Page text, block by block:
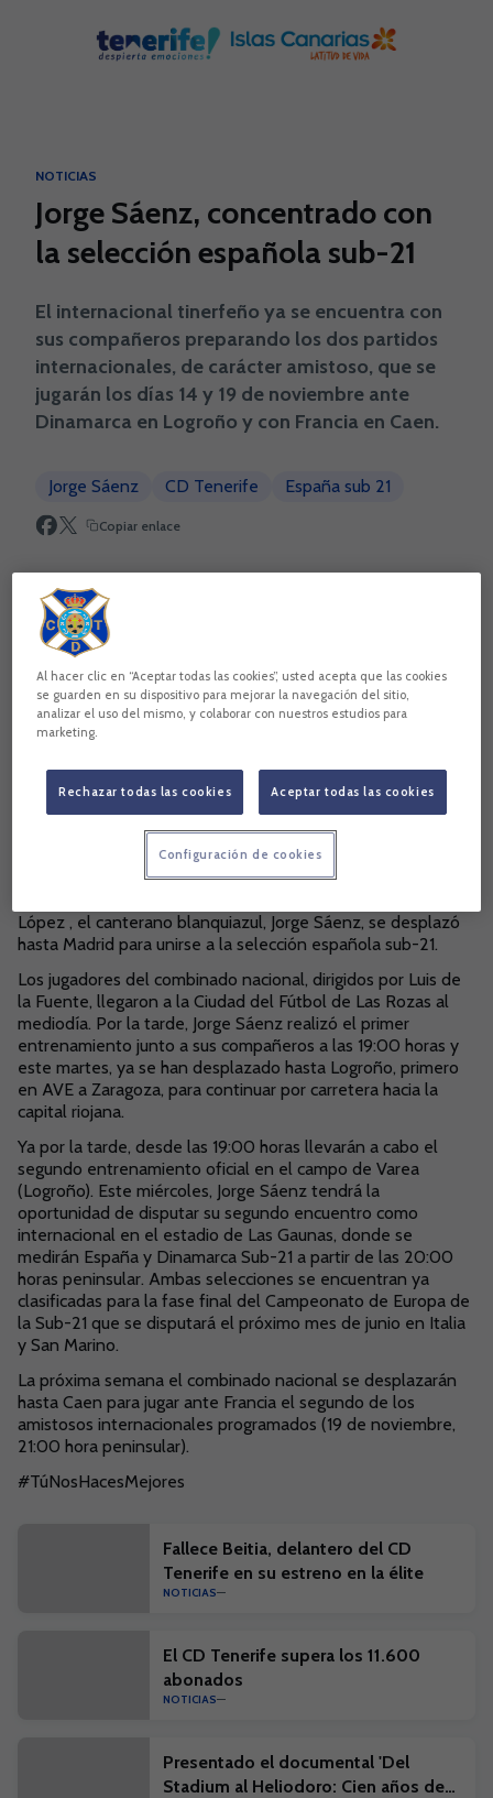
NOTICIAS
Jorge Sáenz, concentrado con
la selección española sub-21
El internacional tinerfeño ya se encuentra con
sus compañeros preparando los dos partidos
internacionales, de carácter amistoso, que se
jugarán los días 14 y 19 de noviembre ante
Dinamarca en Logroño y con Francia en Caen.
Jorge Sáenz CD Tenerife España sub 21
Copiar enlace
Al día siguiente del partido correspondiente a la
decimotercera jornada de LaLiga 1|2|3, que enfrentó al CD
López , el canterano blanquiazul, Jorge Sáenz, se desplazó
hasta Madrid para unirse a la selección española sub-21.
Los jugadores del combinado nacional, dirigidos por Luis de
la Fuente, llegaron a la Ciudad del Fútbol de Las Rozas al
mediodía. Por la tarde, Jorge Sáenz realizó el primer
entrenamiento junto a sus compañeros a las 19:00 horas y
este martes, ya se han desplazado hasta Logroño, primero
en AVE a Zaragoza, para continuar por carretera hacia la
capital riojana.
Ya por la tarde, desde las 19:00 horas llevarán a cabo el
segundo entrenamiento oficial en el campo de Varea
(Logroño). Este miércoles, Jorge Sáenz tendrá la
oportunidad de disputar su segundo encuentro como
internacional en el estadio de Las Gaunas, donde se
medirán España y Dinamarca Sub-21 a partir de las 20:00
horas peninsular. Ambas selecciones se encuentran ya
clasificadas para la fase final del Campeonato de Europa de
la Sub-21 que se disputará el próximo mes de junio en Italia
y San Marino.
La próxima semana el combinado nacional se desplazarán
hasta Caen para jugar ante Francia el segundo de los
amistosos internacionales programados (19 de noviembre,
21:00 hora peninsular).
#TúNosHacesMejores
Fallece Beitia, delantero del CD
Tenerife en su estreno en la élite
NOTICIAS
El CD Tenerife supera los 11.600
abonados
NOTICIAS
Presentado el documental 'Del
Stadium al Heliodoro: Cien años de
Al hacer clic en “Aceptar todas las cookies”, usted acepta que las cookies
se guarden en su dispositivo para mejorar la navegación del sitio,
analizar el uso del mismo, y colaborar con nuestros estudios para
marketing.
Rechazar todas las cookies Aceptar todas las cookies
Configuración de cookies